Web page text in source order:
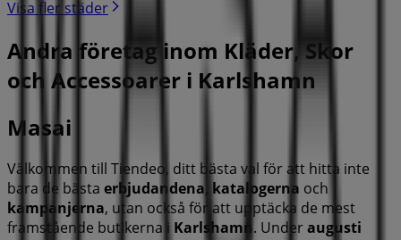
Visa fler städer
Andra företag inom Kläder, Skor
och Accessoarer i Karlshamn
Masai
Välkommen till Tiendeo, ditt bästa val för att hitta inte
bara de bästa erbjudandena katalogerna och
kampanjerna, utan också för att upptäcka de mest
framstående butikerna i Karlshamn. Underaugusti